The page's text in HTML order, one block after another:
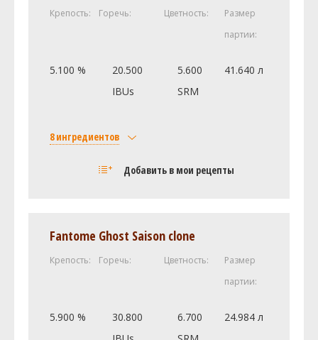
Добавить в мои рецепты
Крепость: Горечь: Цветность:
Размер
партии:
5.100 %
20.500
IBUs
5.600
SRM
41.640 л
8 ингредиентов
Weyermann Пилзнер
Хмель
Перле (Perle)
35.44 г
28.35 г
Fantome Ghost Saison clone
Крепость: Горечь: Цветность:
Размер
партии:
5.900 %
30.800
6.700
24.984 л